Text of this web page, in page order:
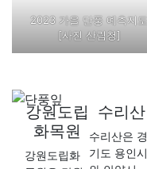
2023 가을 단풍 예측지도
[사진 산림청]
강원도립
화목원
강원도립화
수리산
수리산은 경
기도 용인시